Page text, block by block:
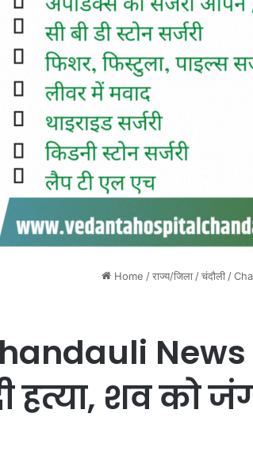
Home /राज्य/जिला /चंदौली /
News
हत्या, शव को